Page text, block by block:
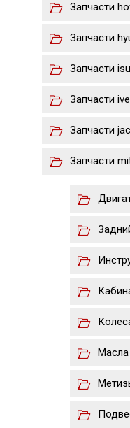
Запчасти
Запчасти
Запчасти
Запчасти
Запчасти jac
Запчасти
Масла